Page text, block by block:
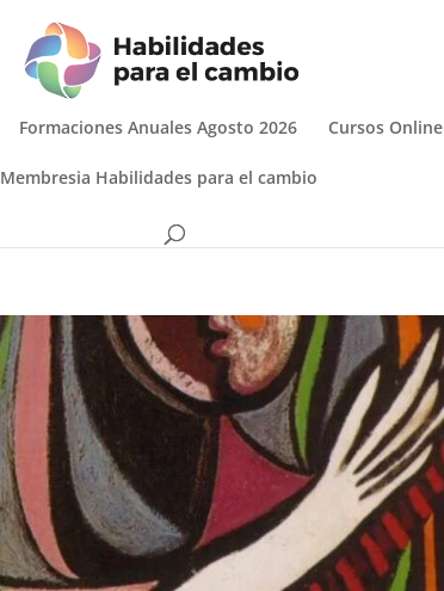
Formaciones Anuales Agosto 2026 Cursos Online
Membresia Habilidades para el cambio